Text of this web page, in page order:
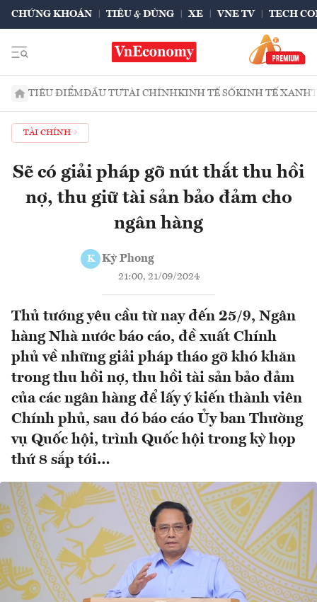
CHỨNG KHOÁN TIÊU & DÙNG XE VNE TV TECH
TIÊU ĐIỂMĐẦU TƯTÀI CHÍNHKINH TẾ SỐKINH TẾ XANH
TÀI CHÍNH
Sẽ có giải pháp gỡ nút thắt thu hồi
nợ, thu giữ tài sản bảo đảm cho
ngân hàng
K Kỳ Phong
21:00, 21/09/2024
Thủ tướng yêu cầu từ nay đến 25/9, Ngân
hàng Nhà nước báo cáo, đề xuất Chính
phủ về những giải pháp tháo gỡ khó khăn
trong thu hồi nợ, thu hồi tài sản bảo đảm
của các ngân hàng để lấy ý kiến thành viên
Chính phủ, sau đó báo cáo Ủy ban Thường
vụ Quốc hội, trình Quốc hội trong kỳ họp
thứ 8 sắp tới…